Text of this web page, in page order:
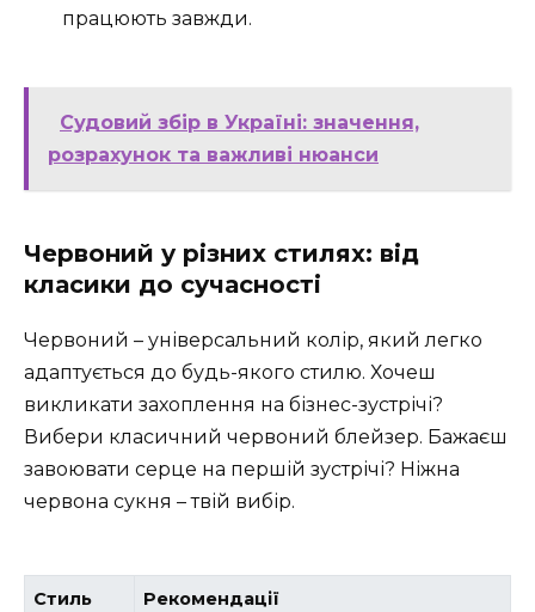
працюють завжди.
Судовий збір в Україні: значення,
розрахунок та важливі нюанси
Червоний у різних стилях: від
класики до сучасності
Червоний – універсальний колір, який легко
адаптується до будь-якого стилю. Хочеш
викликати захоплення на бізнес-зустрічі?
Вибери класичний червоний блейзер. Бажаєш
завоювати серце на першій зустрічі? Ніжна
червона сукня – твій вибір.
Стиль Рекомендації